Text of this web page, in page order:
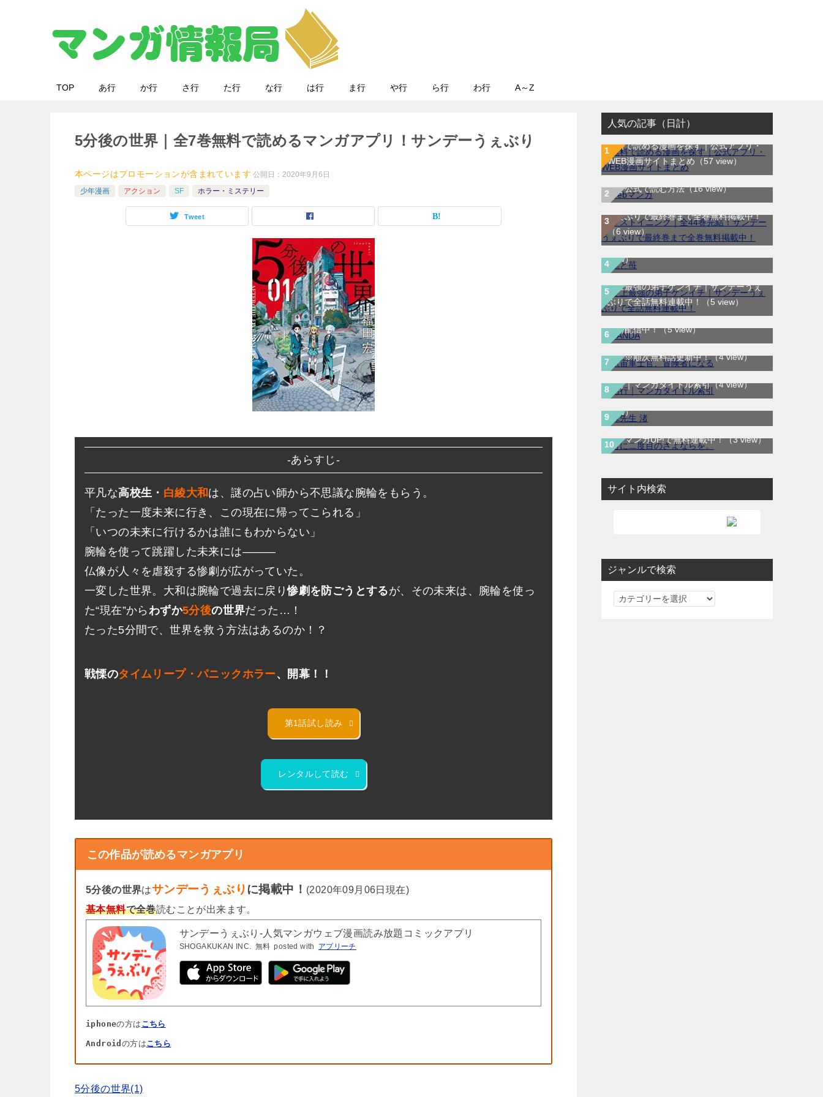
TOP あ行 か行 さ行 た行 な行 は行 ま行 や行 ら行 わ行 A～Z
5分後の世界｜全7巻無料で読めるマンガアプリ！サンデーうぇぶり
本ページはプロモーションが含まれています 公開日：2020年9月6日
少年漫画
アクション SF ホラー・ミステリー
Tweet
-あらすじ-
平凡な高校生・ 白綾大和 は、謎の占い師から不思議な腕輪をもらう。
「たった一度未来に行き、この現在に帰ってこられる」
「いつの未来に行けるかは誰にもわからない」
腕輪を使って跳躍した未来には―――
仏像が人々を虐殺する惨劇が広がっていた。
一変した世界。大和は腕輪で過去に戻り惨劇を防ごうとするが、その未来は、腕輪を使っ
た“現在”から わずか5分後の世界だった…！
たった5分間で、世界を救う方法はあるのか！？
戦慄のタイムリープ・パニックホラー、開幕！！
第1話試し読み
レンタルして読む
この作品が読めるマンガアプリ
5分後の世界はサンデーうぇぶり に掲載中！ (2020年09月06日現在)
基本無料で全巻読むことが出来ます。
サンデーうぇぶり-人気マンガウェブ漫画読み放題コミックアプリ
SHOGAKUKAN INC. 無料 posted with アプリーチ
iphoneの方は こちら
Android の方はこちら
5分後の世界(1)
人気の記事（日計）
無料で読める漫画を探す｜公式アプリ・
WEB漫画サイトまとめ （57 view）
WEB漫画サイト一覧｜ブラウザで無料漫
画を公式で読む方法（16 view）
ラストイニング｜全44巻完結！サンデー
うぇぶりで最終巻まで全巻無料掲載中！
（6 view）
龍と苺｜最新刊第4巻！全巻無料で読める
公式マンガアプリ＿サンデーうぇぶり（6
view）
史上最強の弟子ケンイチ｜サンデーうぇ
ぶりで全話無料連載中！
（5 view）
SANDA｜最新刊第3巻！マンガBANGで
無料配信中！（5 view）
航宙軍士官、冒険者になる｜最新刊第6
巻！第5巻まで無料で読めるマンガアプ
リ！※順次無料話更新中！（4 view）
あ行｜マンガタイトル索引（4 view）
妹先生 渚｜全5巻完結！サンデーうぇぶ
りで最終巻まで全話無料配信中！（3
view）
君に二度目のさよならを。｜最新刊第2
巻！マンガUP!で無料連載中！（3 view）
サイト内検索
ジャンルで検索
ジ